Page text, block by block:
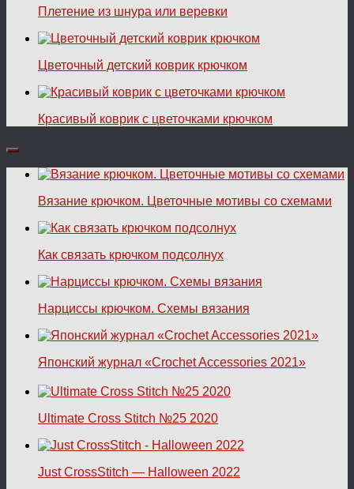
Плетение из шнура или веревки
Цветочный детский коврик крючком
Красивый коврик с цветочками крючком
Вязание крючком. Цветочные мотивы со схемами
Как связать крючком подсолнух
Нарциссы крючком. Схемы вязания
Японский журнал «Crochet Accessories 2021»
Ultimate Cross Stitch №25 2020
Just CrossStitch — Halloween 2022